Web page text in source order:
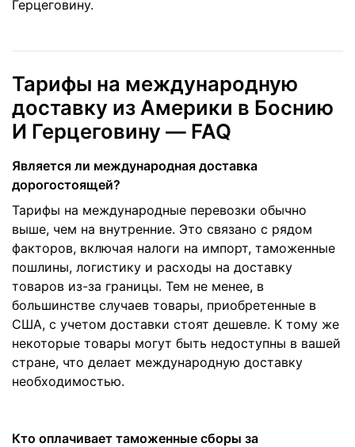
Герцеговину.
Тарифы на международную
доставку из Америки в Боснию
И Герцеговину — FAQ
Является ли международная доставка
дорогостоящей?
Тарифы на международные перевозки обычно
выше, чем на внутренние. Это связано с рядом
факторов, включая налоги на импорт, таможенные
пошлины, логистику и расходы на доставку
товаров из-за границы. Тем не менее, в
большинстве случаев товары, приобретенные в
США, с учетом доставки стоят дешевле. К тому же
некоторые товары могут быть недоступны в вашей
стране, что делает международную доставку
необходимостью.
Кто оплачивает таможенные сборы за